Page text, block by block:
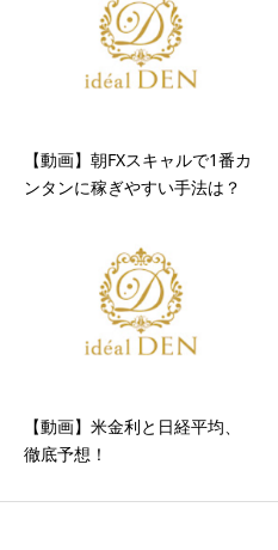
【動画】朝FXスキャルで1番カ
ンタンに稼ぎやすい手法は？
【動画】米金利と日経平均、
徹底予想！